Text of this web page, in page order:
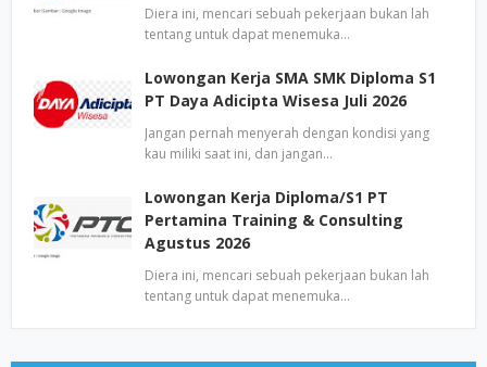
Diera ini, mencari sebuah pekerjaan bukan lah
tentang untuk dapat menemuka…
Lowongan Kerja SMA SMK Diploma S1
PT Daya Adicipta Wisesa Juli 2026
Jangan pernah menyerah dengan kondisi yang
kau miliki saat ini, dan jangan…
Lowongan Kerja Diploma/S1 PT
Pertamina Training & Consulting
Agustus 2026
Diera ini, mencari sebuah pekerjaan bukan lah
tentang untuk dapat menemuka…